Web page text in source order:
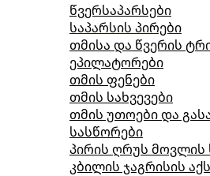
წვერსაპარსები
საპარსის პირები
თმისა და წვერის
ეპილატორები
თმის ფენები
თმის სახვევები
თმის უთოები და
სასწორები
პირის ღრუს მოვლის
კბილის ჯაგრისის